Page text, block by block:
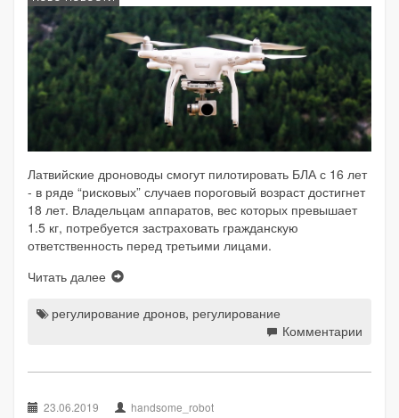
Латвийские дроноводы смогут пилотировать БЛА с 16 лет
- в ряде “рисковых” случаев пороговый возраст достигнет
18 лет. Владельцам аппаратов, вес которых превышает
1.5 кг, потребуется застраховать гражданскую
ответственность перед третьими лицами.
Читать далее
регулирование дронов, регулирование
Комментарии
23.06.2019 handsome_robot